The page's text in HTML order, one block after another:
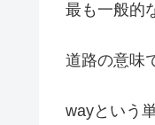
最も一般的
道路の意味
wayという